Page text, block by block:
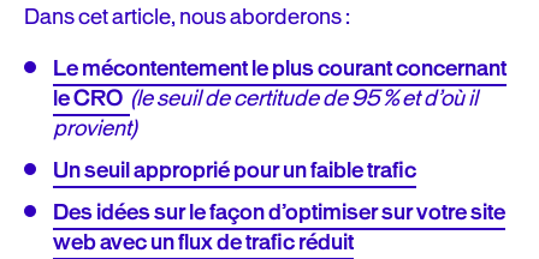
Dans cet article, nous aborderons :
Le mécontentement le plus courant concernant
le CRO (le seuil de certitude de 95 % et d’où il
provient)
Un seuil approprié pour un faible trafic
Des idées sur le façon d’optimiser sur votre site
web avec un flux de trafic réduit